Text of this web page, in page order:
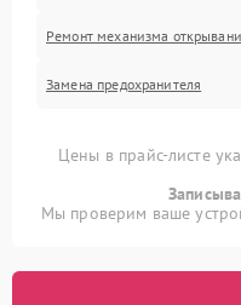
Ремонт механизма
Замена предохранителя
Цены в прайс-листе
Мы проверим ваше